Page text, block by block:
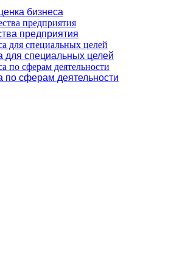
бизнеса
предприятия
для специальных целей
по сферам деятельности